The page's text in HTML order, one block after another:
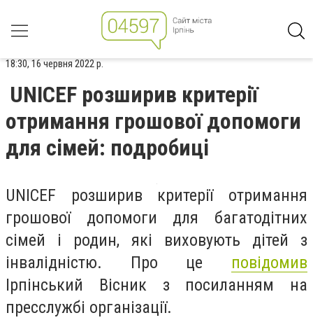
18:30, 16 червня 2022 р.
UNICEF розширив критерії
отримання грошової допомоги
для сімей: подробиці
UNICEF розширив критерії отримання
грошової допомоги для багатодітних
сімей і родин, які виховують дітей з
інвалідністю. Про це повідомив
Ірпінський Вісник з посиланням на
пресслужбі організації.